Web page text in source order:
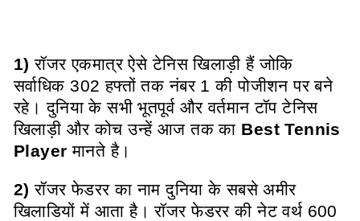
1) रॉजर एकमात्र ऐसे टेनिस खिलाड़ी हैं जोकि
सर्वाधिक 302 हफ्तों तक नंबर 1 की पोजीशन पर बने
रहे। दुनिया के सभी भूतपूर्व और वर्तमान टॉप टेनिस
खिलाड़ी और कोच उन्हें आज तक का Best Tennis
Player मानते है।
2) रॉजर फेडरर का नाम दुनिया के सबसे अमीर
खिलाडियों में आता है। रॉजर फेडरर की नेट वर्थ 600